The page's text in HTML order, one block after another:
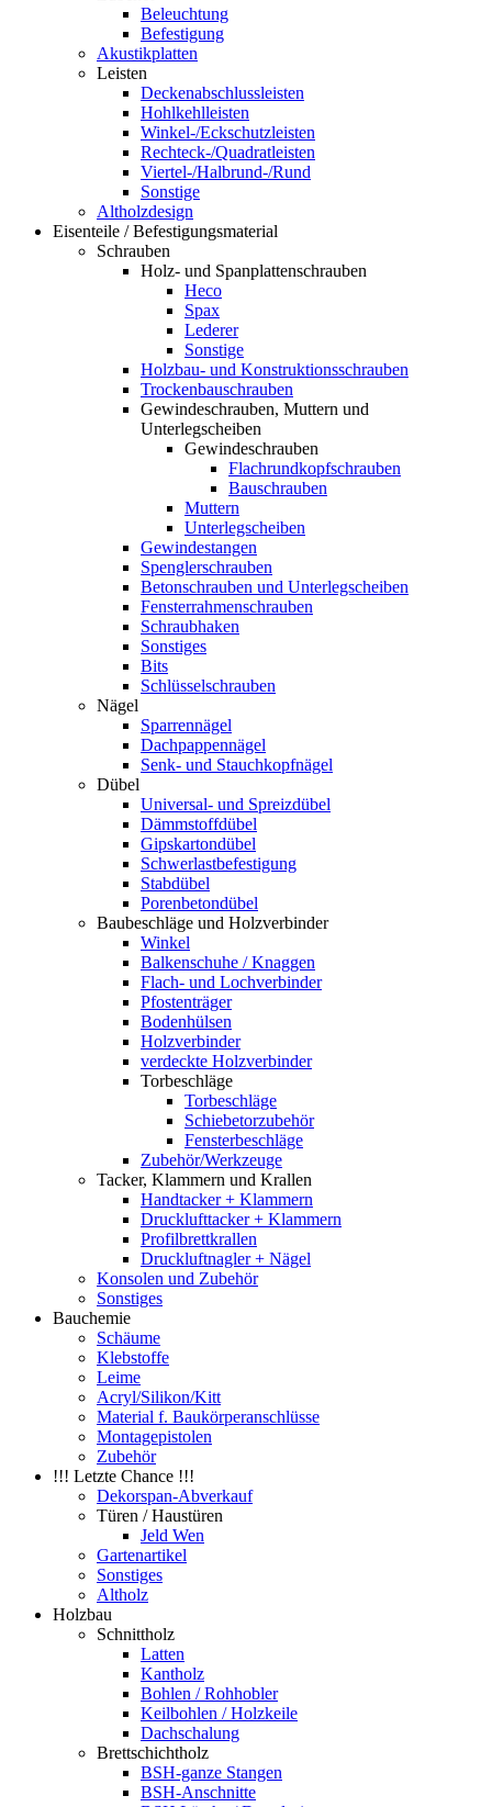
Beleuchtung
Befestigung
Akustikplatten
Leisten
Deckenabschlussleisten
Hohlkehlleisten
Winkel-/Eckschutzleisten
Rechteck-/Quadratleisten
Viertel-/Halbrund-/Rund
Sonstige
Altholzdesign
Eisenteile / Befestigungsmaterial
Schrauben
Holz- und Spanplattenschrauben
Heco
Spax
Lederer
Sonstige
Holzbau- und Konstruktionsschrauben
Trockenbauschrauben
Gewindeschrauben, Muttern und
Unterlegscheiben
Gewindeschrauben
Flachrundkopfschrauben
Bauschrauben
Muttern
Unterlegscheiben
Gewindestangen
Spenglerschrauben
Betonschrauben und Unterlegscheiben
Fensterrahmenschrauben
Schraubhaken
Sonstiges
Bits
Schlüsselschrauben
Nägel
Sparrennägel
Dachpappennägel
Senk- und Stauchkopfnägel
Dübel
Universal- und Spreizdübel
Dämmstoffdübel
Gipskartondübel
Schwerlastbefestigung
Stabdübel
Porenbetondübel
Baubeschläge und Holzverbinder
Winkel
Balkenschuhe / Knaggen
Flach- und Lochverbinder
Pfostenträger
Bodenhülsen
Holzverbinder
verdeckte Holzverbinder
Torbeschläge
Torbeschläge
Schiebetorzubehör
Fensterbeschläge
Zubehör/Werkzeuge
Tacker, Klammern und Krallen
Handtacker + Klammern
Drucklufttacker + Klammern
Profilbrettkrallen
Druckluftnagler + Nägel
Konsolen und Zubehör
Sonstiges
Bauchemie
Schäume
Klebstoffe
Leime
Acryl/Silikon/Kitt
Material f. Baukörperanschlüsse
Montagepistolen
Zubehör
!!! Letzte Chance !!!
Dekorspan-Abverkauf
Türen / Haustüren
Jeld Wen
Gartenartikel
Sonstiges
Altholz
Holzbau
Schnittholz
Latten
Kantholz
Bohlen / Rohhobler
Keilbohlen / Holzkeile
Dachschalung
Brettschichtholz
BSH-ganze Stangen
BSH-Anschnitte